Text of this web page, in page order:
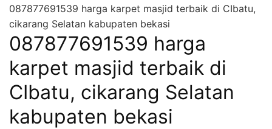
087877691539 harga karpet masjid terbaik di CIbatu,
cikarang Selatan kabupaten bekasi
087877691539 harga
karpet masjid terbaik di
CIbatu, cikarang Selatan
kabupaten bekasi